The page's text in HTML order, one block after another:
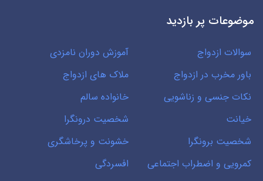
موضوعات پر بازدید
سوالات ازدواج
آموزش دوران نامزدی
باور مخرب در ازدواج
ملاک های ازدواج
نکات جنسی و زناشویی
خانواده سالم
خیانت
شخصیت درونگرا
شخصیت برونگرا
خشونت و پرخاشگری
کمرویی و اضطراب اجتماعی
افسردگی